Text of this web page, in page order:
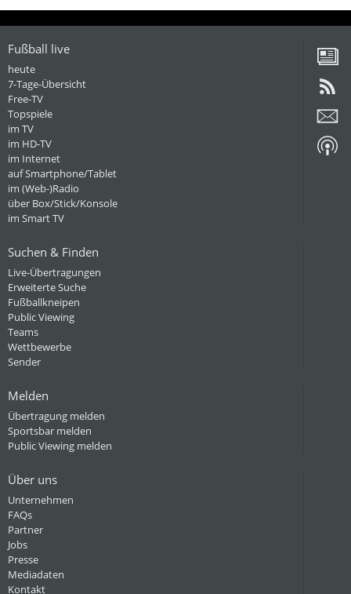
Fußball live
heute
7-Tage-Übersicht
Free-TV
Topspiele
im TV
im HD-TV
im Internet
auf Smartphone/Tablet
im (Web-)Radio
über Box/Stick/Konsole
im Smart TV
Suchen & Finden
Live-Übertragungen
Erweiterte Suche
Fußballkneipen
Public Viewing
Teams
Wettbewerbe
Sender
Melden
Übertragung melden
Sportsbar melden
Public Viewing melden
Über uns
Unternehmen
FAQs
Partner
Jobs
Presse
Mediadaten
Kontakt